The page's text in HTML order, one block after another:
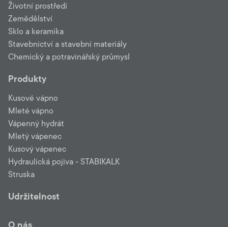
Životní prostředí
Zemědělství
Sklo a keramika
Stavebnictví a stavební materiály
Chemický a potravinářský průmysl
Produkty
Kusové vápno
Mleté vápno
Vápenný hydrát
Mletý vápenec
Kusový vápenec
Hydraulická pojiva - STABIKALK
Struska
Udržitelnost